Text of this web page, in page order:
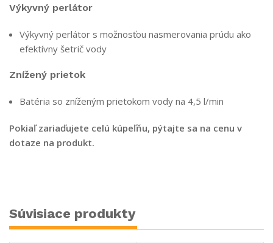
Výkyvný perlátor
Výkyvný perlátor s možnosťou nasmerovania prúdu ako
efektívny šetrič vody
Znížený prietok
Batéria so zníženým prietokom vody na 4,5 l/min
Pokiaľ zariaďujete celú kúpeľňu, pýtajte sa na cenu v
dotaze na produkt.
Súvisiace produkty